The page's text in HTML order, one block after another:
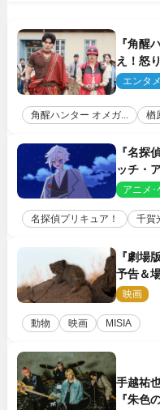
『角醒
え！怒
がハン
エンタメ
角醒ハンター オメガ... 楢
『名探
ッチ・
告状が
アニメ･
名探偵プリキュア！ 千賀
『劇場
予告＆
の赤ち
映画
動物 映画 MISIA
手越祐
『朱色